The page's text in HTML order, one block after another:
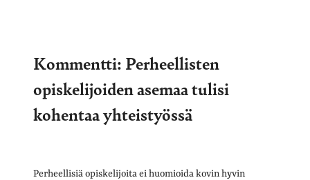
Kommentti: Perheellisten
opiskelijoiden asemaa tulisi
kohentaa yhteistyössä
Perheellisiä opiskelijoita ei huomioida kovin hyvin